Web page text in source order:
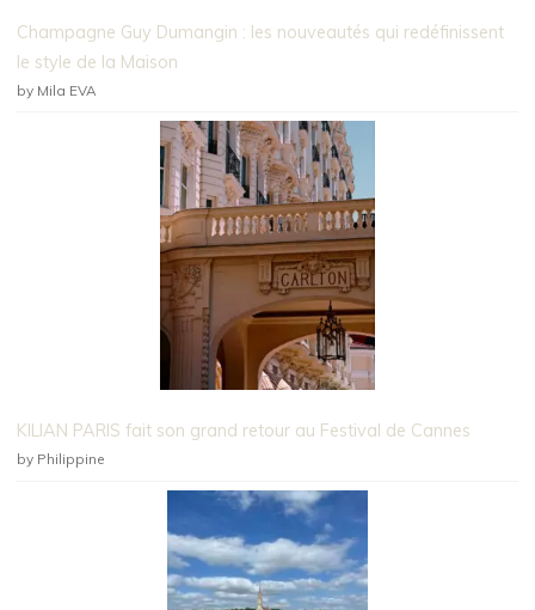
Champagne Guy Dumangin : les nouveautés qui redéfinissent
le style de la Maison
by Mila EVA
KILIAN PARIS fait son grand retour au Festival de Cannes
by Philippine